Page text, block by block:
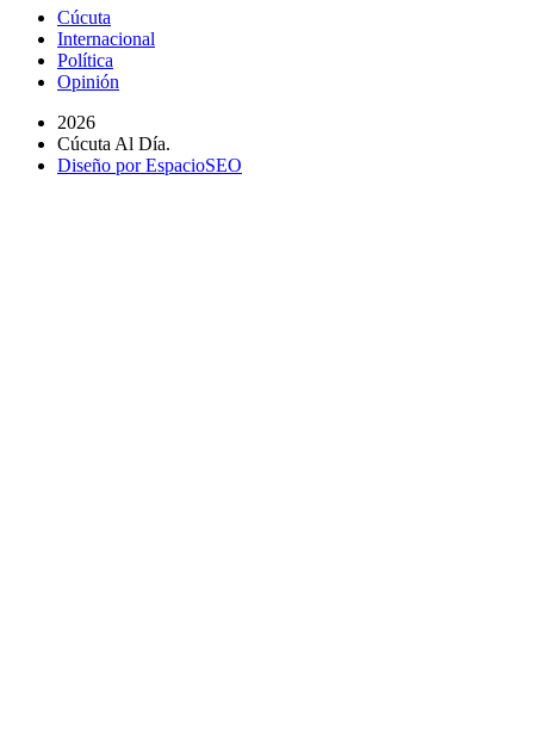
Cúcuta
Internacional
Política
Opinión
2026
Cúcuta Al Día.
Diseño por EspacioSEO